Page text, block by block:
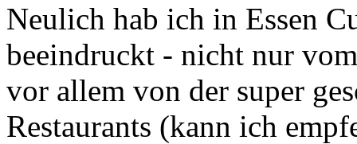
Neulich hab ich in Essen
beeindruckt - nicht nur
vor allem von der super
Restaurants (kann ich